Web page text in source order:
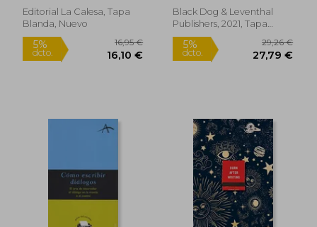
González, Jesús Pérez
Cañado
Editorial La Calesa, Tapa
Blanda, Nuevo
Commentary on
Every Scene,
Known Facts (en
Inglés)
Black Dog & Leventhal
Publishers, 2021, Tapa
Dura, Nuevo